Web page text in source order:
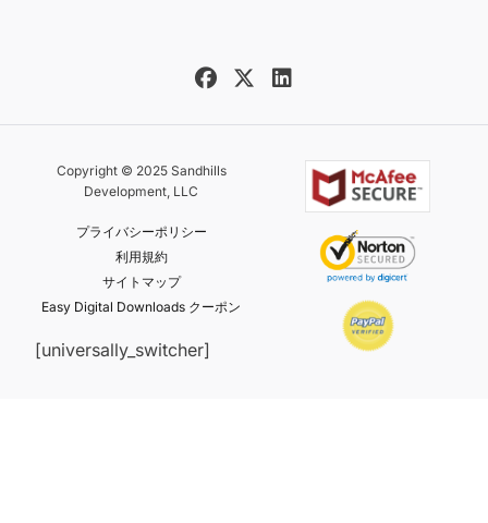
Copyright © 2025 Sandhills
Development, LLC
プライバシーポリシー
利用規約
サイトマップ
Easy Digital Downloads クーポン
[universally_switcher]